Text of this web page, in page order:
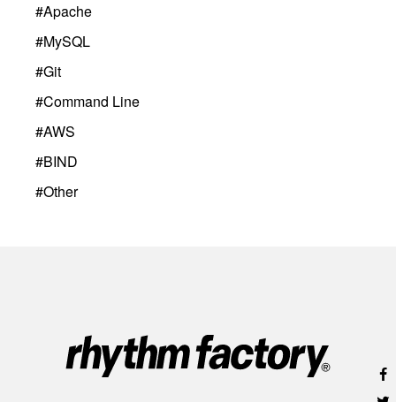
#Apache
#MySQL
#Git
#Command Line
#AWS
#BIND
#Other